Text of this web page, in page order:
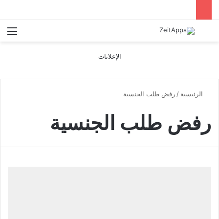
بحث عن
الإعلانات
الرئيسية / رفض طلب الجنسية
رفض طلب الجنسية